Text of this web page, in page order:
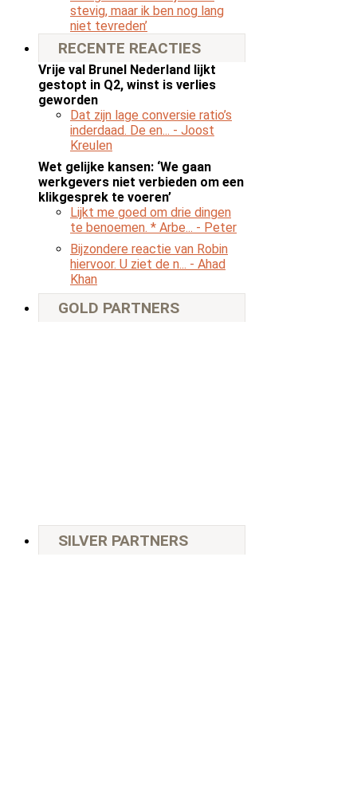
stevig, maar ik ben nog lang
niet tevreden’
RECENTE REACTIES
Vrije val Brunel Nederland lijkt
gestopt in Q2, winst is verlies
geworden
Dat zijn lage conversie ratio’s
inderdaad. De en... - Joost
Kreulen
Wet gelijke kansen: ‘We gaan
werkgevers niet verbieden om een
klikgesprek te voeren’
Lijkt me goed om drie dingen
te benoemen. * Arbe... - Peter
Bijzondere reactie van Robin
hiervoor. U ziet de n... - Ahad
Khan
GOLD PARTNERS
SILVER PARTNERS